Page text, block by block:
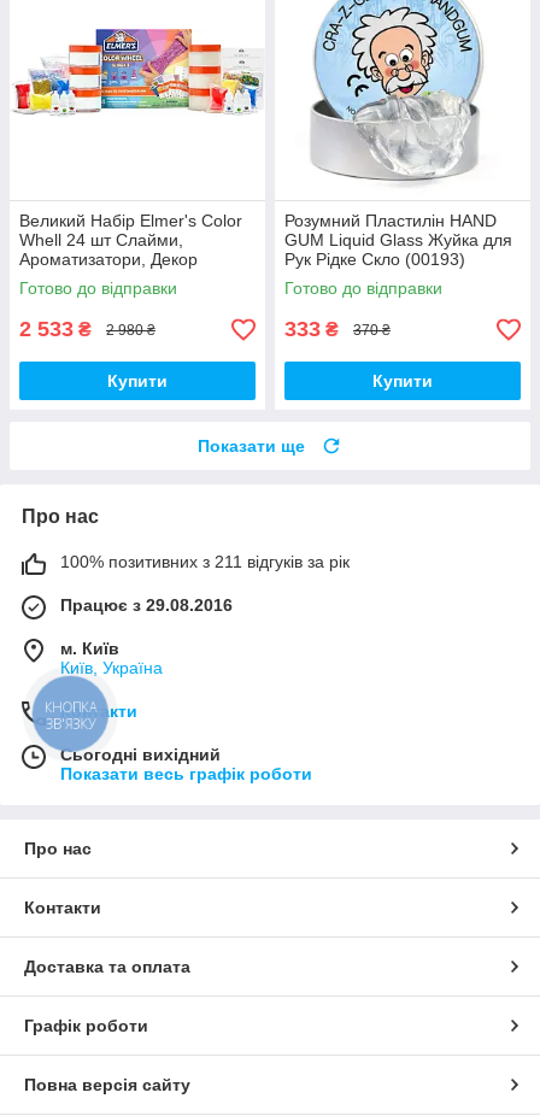
Великий Набір Elmer's Color
Whell 24 шт Слайми,
Ароматизатори, Декор
(01793)
Готово до відправки
2 533 ₴ 2 980 ₴
Купити
Розумний Пластилін HAND
GUM Liquid Glass Жуйка для
Рук Рідке Скло (00193)
Готово до відправки
333 ₴ 370 ₴
Купити
Показати ще
Про нас
100% позитивних з 211 відгуків за рік
Працює з 29.08.2016
м. Київ
Київ, Україна
Контакти
Сьогодні вихідний
Показати весь графік роботи
Про нас
Контакти
Доставка та оплата
Графік роботи
Повна версія сайту
КНОПКА
ЗВ'ЯЗКУ